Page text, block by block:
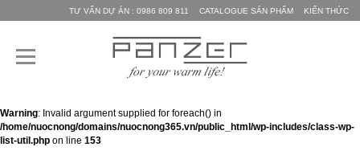
TƯ VẤN DỰ ÁN : 0986 809 811 CATALOGUE SẢN PHẨM KIẾN THỨC
Warning: Invalid argument supplied for foreach() in
/home/nuocnong/domains/nuocnong365.vn/public_html/wp-includes/class-wp-
list-util.php on line 153